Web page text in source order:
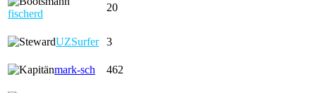
fischerd
20
UZSurfer 3
mark-sch 462